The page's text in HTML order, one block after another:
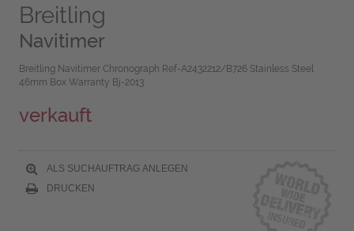
Breitling
Navitimer
Breitling Navitimer Chronograph Ref-A2432212/B726 Stainless Steel
46mm Box Warranty Bj-2013
verkauft
ALS SUCHAUFTRAG ANLEGEN
DRUCKEN